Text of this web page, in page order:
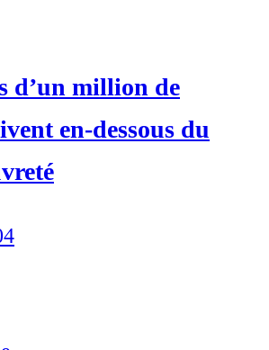
d’un million de
en-dessous du